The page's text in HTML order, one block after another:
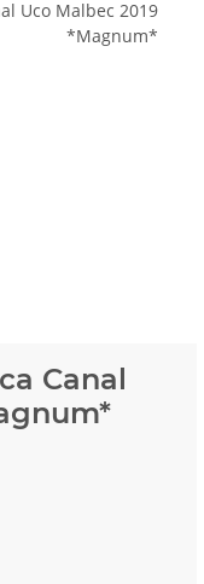
Canal